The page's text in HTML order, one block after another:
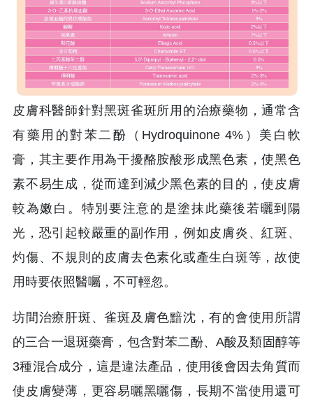
皮膚科醫師針對黑斑雀斑所用的治療藥物，通常含
有藥用的對苯二酚（Hydroquinone 4%）美白軟
膏，其主要作用為干擾酪胺酸形成黑色素，使黑色
素不易生成，從而達到減少黑色素的目的，使皮膚
較為嫩白。特別要注意的是塗抹此藥後若曬到陽
光，恐引起較嚴重的副作用，例如皮膚炎、紅斑、
灼傷、不規則的皮膚去色素化或產生白斑等，故使
用時要依照醫囑，不可輕忽。
坊間治療肝斑、雀斑及膚色黯沈，有的會使用所謂
的三合一退斑藥膏，包含對苯二酚、A酸及類固醇等
3種混合成分，這是違法產品，使用後會因去角質而
使皮膚變薄，更容易曬黑曬傷，長期不當使用還可